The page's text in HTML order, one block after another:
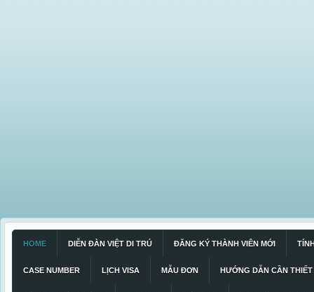
HOME DIỄN ĐÀN VIỆT DI TRÚ ĐĂNG KÝ THÀNH VIÊN MỚI
CASE NUMBER LỊCH VISA MẪU ĐƠN HƯỚNG DẪN CẦN THIẾT